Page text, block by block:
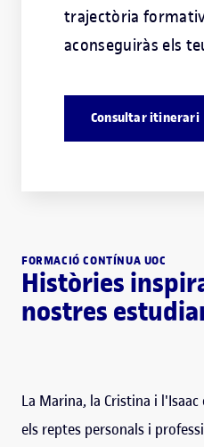
trajectòria
aconseguiràs els
Consultar itinerari
FORMACIÓ CONTÍNUA UOC
Històries
nostres
La Marina, la Cristina i
els reptes personals i